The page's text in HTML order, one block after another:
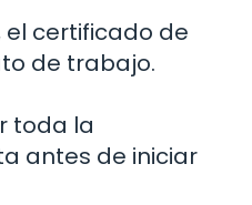
el certificado de
de trabajo.
toda la
antes de iniciar